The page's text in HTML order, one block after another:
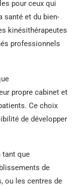
pour ceux qui
santé et du bien-
kinésithérapeutes
professionnels
propre cabinet et
Ce choix
de développer
tant que
de
ou les centres de